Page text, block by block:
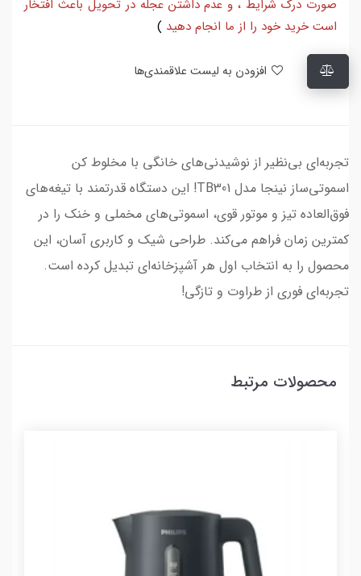
صورت درک شرایط ، و عدم داشتن عجله در تحویل باعث افتخار
است خرید خود را از ما انجام دهید )
تجربه‌ای بی‌نظیر از نوشیدنی‌های خانگی با مخلوط کن
اسموتی‌ساز نینجا مدل TB301! این دستگاه قدرتمند با تیغه‌های
فوق‌العاده تیز و موتور قوی، اسموتی‌های مخملی و خنک را در
کمترین زمان فراهم می‌کند. طراحی شیک و کاربری آسان، این
محصول را به انتخاب اول هر آشپزخانه‌ای تبدیل کرده است.
تجربه‌ای فوری از طراوت و تازگی!
محصولات مرتبط